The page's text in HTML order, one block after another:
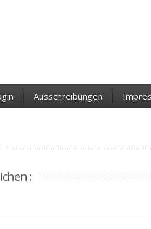
Ausschreibungen
: